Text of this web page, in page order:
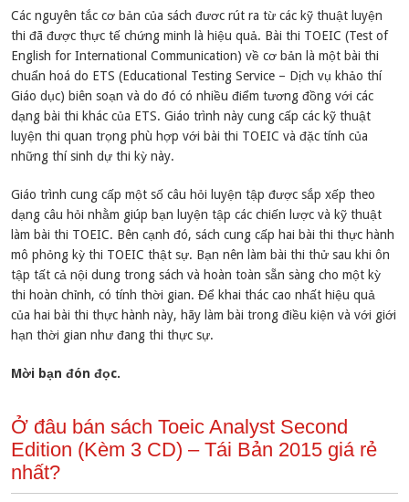
Các nguyên tắc cơ bản của sách đươc rút ra từ các kỹ thuật luyện
thi đã được thực tế chứng minh là hiệu quả. Bài thi TOEIC (Test of
English for International Communication) về cơ bản là một bài thi
chuẩn hoá do ETS (Educational Testing Service – Dịch vụ khảo thí
Giáo dục) biên soạn và do đó có nhiều điểm tương đồng với các
dạng bài thi khác của ETS. Giáo trình này cung cấp các kỹ thuật
luyện thi quan trọng phù hợp với bài thi TOEIC và đặc tính của
những thí sinh dự thi kỳ này.
Giáo trình cung cấp một số câu hỏi luyện tập được sắp xếp theo
dạng câu hỏi nhằm giúp bạn luyện tập các chiến lược và kỹ thuật
làm bài thi TOEIC. Bên cạnh đó, sách cung cấp hai bài thi thực hành
mô phỏng kỳ thi TOEIC thật sự. Bạn nên làm bài thi thử sau khi ôn
tập tất cả nội dung trong sách và hoàn toàn sẵn sàng cho một kỳ
thi hoàn chỉnh, có tính thời gian. Để khai thác cao nhất hiệu quả
của hai bài thi thực hành này, hãy làm bài trong điều kiện và với giới
hạn thời gian như đang thi thực sự.
Mời bạn đón đọc.
Ở đâu bán sách Toeic Analyst Second
Edition (Kèm 3 CD) – Tái Bản 2015 giá rẻ
nhất?